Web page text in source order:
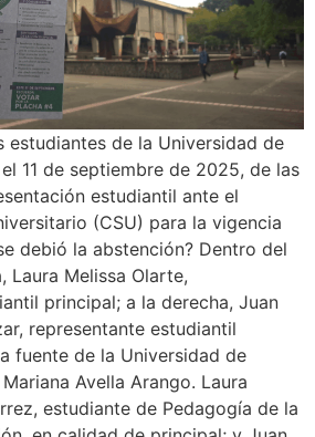
estudiantes de la Universidad de
11 de septiembre de 2025, de las
estudiantil ante el
(CSU) para la vigencia
debió la abstención? Dentro del
Laura Melissa Olarte,
principal; a la derecha, Juan
representante estudiantil
fuente de la Universidad de
Avella Arango. Laura
estudiante de Pedagogía de la